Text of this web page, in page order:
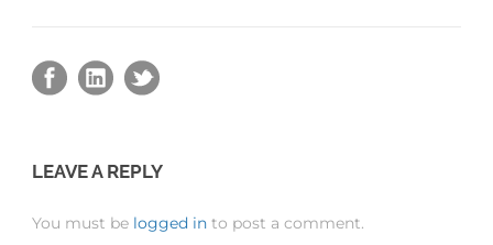
LEAVE A REPLY
You must be logged in to post a comment.